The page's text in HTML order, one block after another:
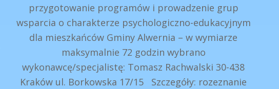
przygotowanie programów i prowadzenie grup
wsparcia o charakterze psychologiczno-edukacyjnym
dla mieszkańców Gminy Alwernia – w wymiarze
maksymalnie 72 godzin wybrano
wykonawcę/specjalistę: Tomasz Rachwalski 30-438
Kraków ul. Borkowska 17/15 Szczegóły: rozeznanie